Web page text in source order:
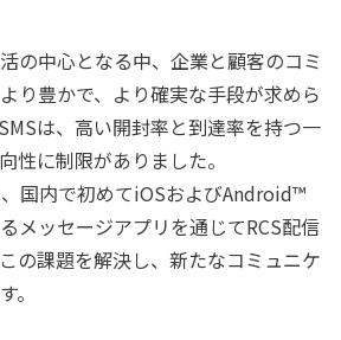
の中心となる中、企業と顧客のコミ
り豊かで、より確実な手段が求めら
は、高い開封率と到達率を持つ一
性に制限がありました。
国内で初めてiOSおよびAndroid™
メッセージアプリを通じてRCS配信
の課題を解決し、新たなコミュニケ
。